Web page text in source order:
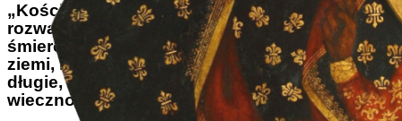
„Kościół od zawsze zalecał ludziom
rozważanie czterech rzeczy ostatecznych:
śmierci, sądu, nieba i piekła. Nasze życie na
ziemi, niezależnie od tego, czy jest krótkie, czy
długie, decyduje o tym, jak spędzimy
wieczność”.